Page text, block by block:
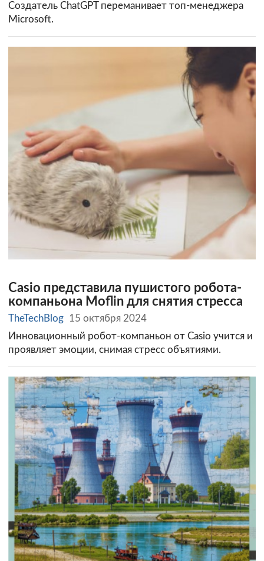
Создатель ChatGPT переманивает топ-менеджера
Microsoft.
Casio представила пушистого робота-
компаньона Moflin для снятия стресса
TheTechBlog 15 октября 2024
Инновационный робот-компаньон от Casio учится и
проявляет эмоции, снимая стресс объятиями.